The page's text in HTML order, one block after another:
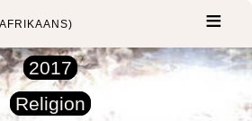
2017
Religion